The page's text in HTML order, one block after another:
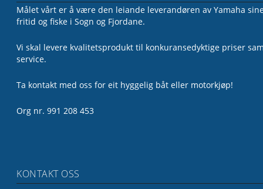
Målet vårt er å være den leiande leverandøren av Yamaha
fritid og fiske i Sogn og Fjordane.
Vi skal levere kvalitetsprodukt til konkuransedyktige priser
service.
Ta kontakt med oss for eit hyggelig båt eller motorkjøp!
Org nr. 991 208 453
KONTAKT OSS